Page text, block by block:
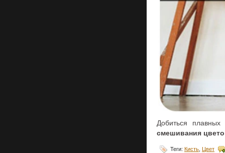
Добиться
смешивания
Теги: Кисть Цвет